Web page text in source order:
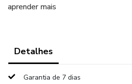
aprender mais
Detalhes
Garantia de 7 dias